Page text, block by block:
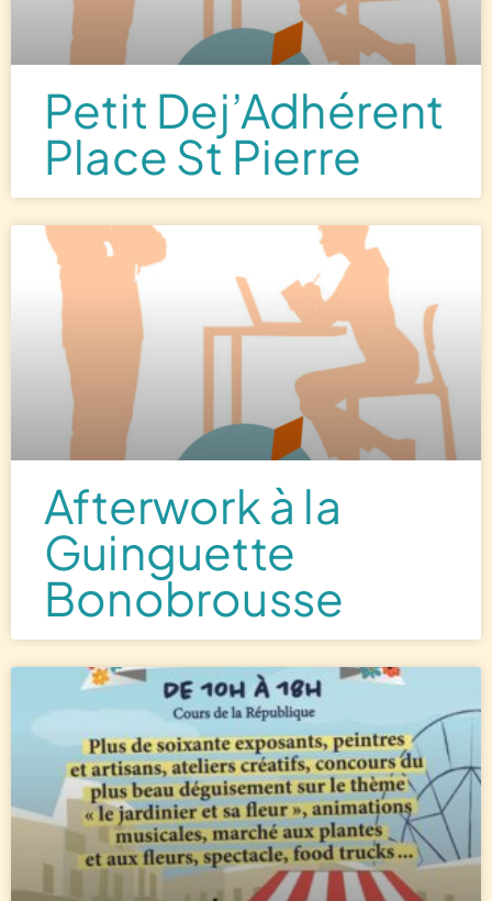
Petit Dej’Adhérent
Place St Pierre
Afterwork à la
Guinguette
Bonobrousse